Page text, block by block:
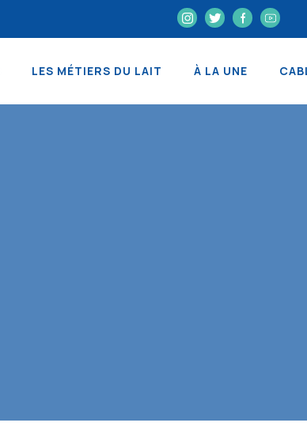
LES MÉTIERS DU LAIT À LA UNE